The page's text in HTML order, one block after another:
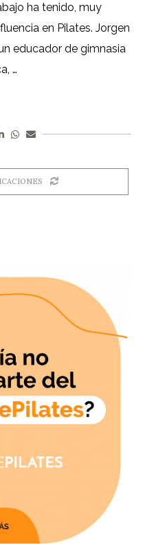
ha tenido, muy
en Pilates. Jorgen
educador de gimnasia
…